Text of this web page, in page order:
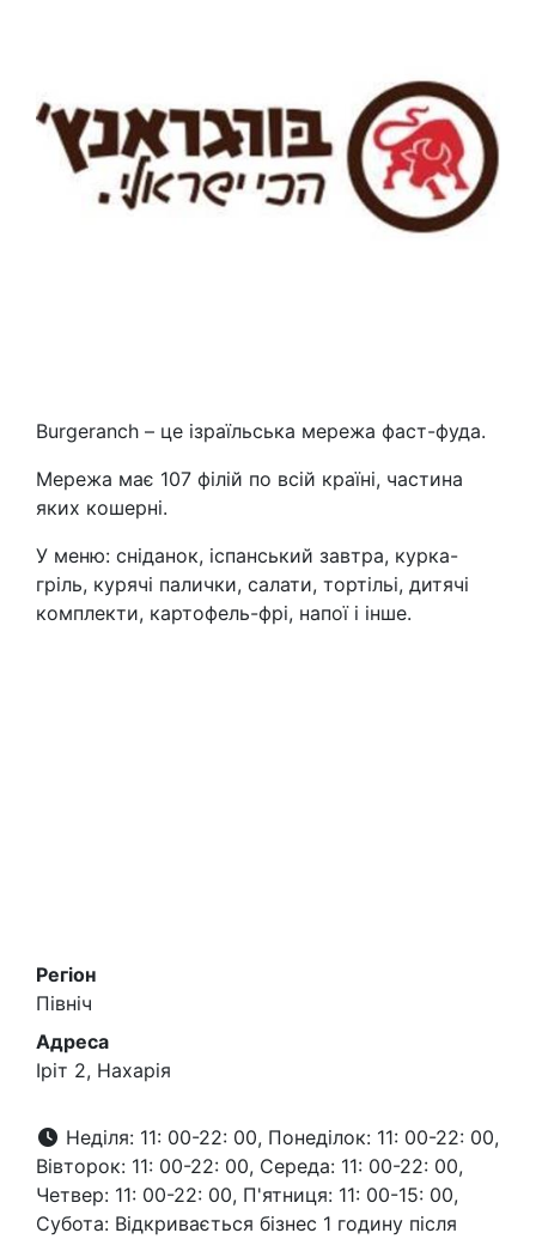
Burgeranch – це ізраїльська мережа фаст-фуда.
Мережа має 107 філій по всій країні, частина
яких кошерні.
У меню: сніданок, іспанський завтра, курка-
гріль, курячі палички, салати, тортільі, дитячі
комплекти, картофель-фрі, напої і інше.
Регіон
Північ
Адреса
Іріт 2, Нахарія
Неділя: 11: 00-22: 00, Понеділок: 11: 00-22: 00,
Вівторок: 11: 00-22: 00, Середа: 11: 00-22: 00,
Четвер: 11: 00-22: 00, П'ятниця: 11: 00-15: 00,
Субота: Відкривається бізнес 1 годину після